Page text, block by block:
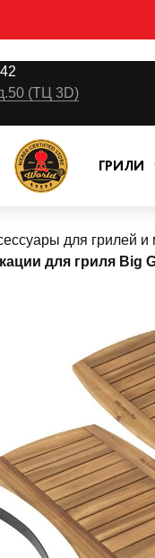
(ТЦ 3D)
ГРИЛИ
для грилей и
для гриля Big